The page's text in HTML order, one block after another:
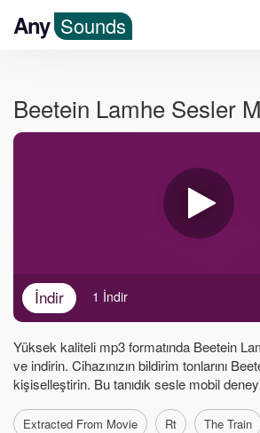
Any Sounds
Beetein Lamhe Sesler
İndir 1 İndir
Yüksek kaliteli mp3 formatında Beetein
ve indirin. Cihazınızın bildirim tonlarını
kişiselleştirin. Bu tanıdık sesle mobil
Extracted From Movie Rt The Train